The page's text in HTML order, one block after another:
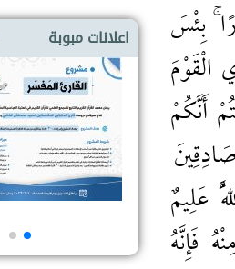
بِئْسَ
الْقَوْمَ
أَنَّكُمْ
عَلِيمٌ
فَإِنَّهُ
اعلانات مبوبة